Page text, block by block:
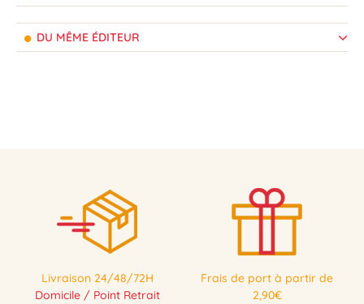
DU MÊME ÉDITEUR
Livraison 24/48/72H
Domicile / Point Retrait
Frais de port à partir de
2,90€